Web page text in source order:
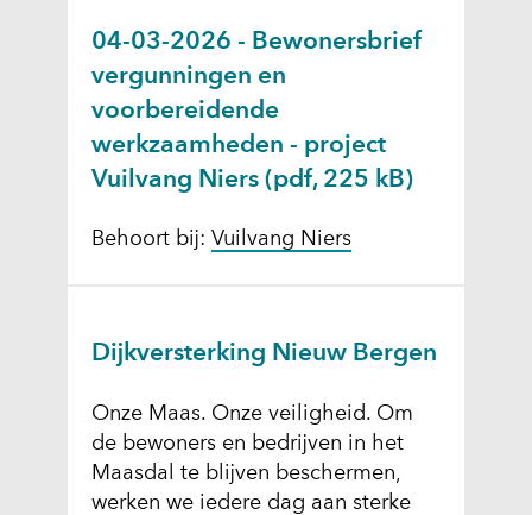
04-03-2026 - Bewonersbrief
vergunningen en
voorbereidende
werkzaamheden - project
Vuilvang Niers(pdf, 225 kB)
Behoort bij: Vuilvang Niers
Dijkversterking Nieuw Bergen
Onze Maas. Onze veiligheid. Om
de bewoners en bedrijven in het
Maasdal te blijven beschermen,
werken we iedere dag aan sterke